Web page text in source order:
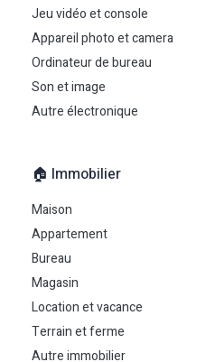
Jeu vidéo et console
Appareil photo et camera
Ordinateur de bureau
Son et image
Autre électronique
🏠 Immobilier
Maison
Appartement
Bureau
Magasin
Location et vacance
Terrain et ferme
Autre immobilier